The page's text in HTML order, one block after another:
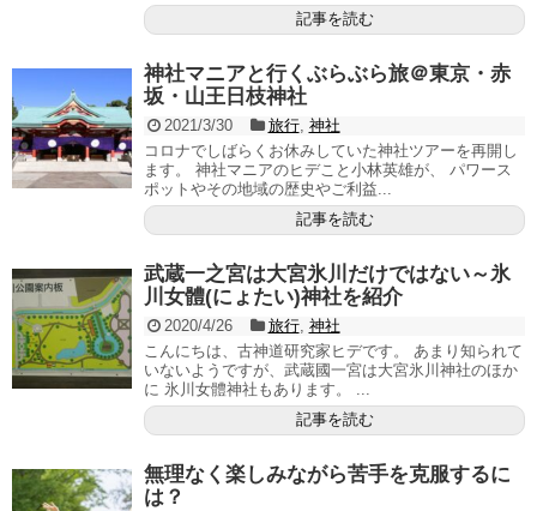
記事を読む
神社マニアと行くぶらぶら旅＠東京・赤
坂・山王日枝神社
2021/3/30 旅行, 神社
コロナでしばらくお休みしていた神社ツアーを再開し
ます。 神社マニアのヒデこと小林英雄が、 パワース
ポットやその地域の歴史やご利益...
記事を読む
武蔵一之宮は大宮氷川だけではない～氷
川女體(にょたい)神社を紹介
2020/4/26 旅行, 神社
こんにちは、古神道研究家ヒデです。 あまり知られて
いないようですが、武蔵國一宮は大宮氷川神社のほか
に 氷川女體神社もあります。 ...
記事を読む
無理なく楽しみながら苦手を克服するに
は？